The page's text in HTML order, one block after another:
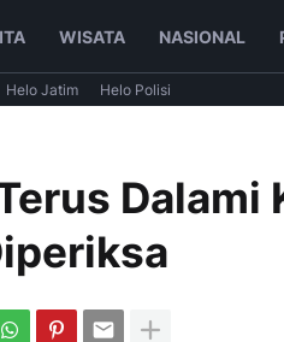
WISATA NASIONAL
Helo Jatim Helo Polisi
Dalami